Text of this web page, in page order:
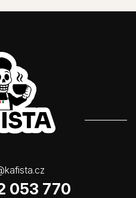
kafista.cz
053 770